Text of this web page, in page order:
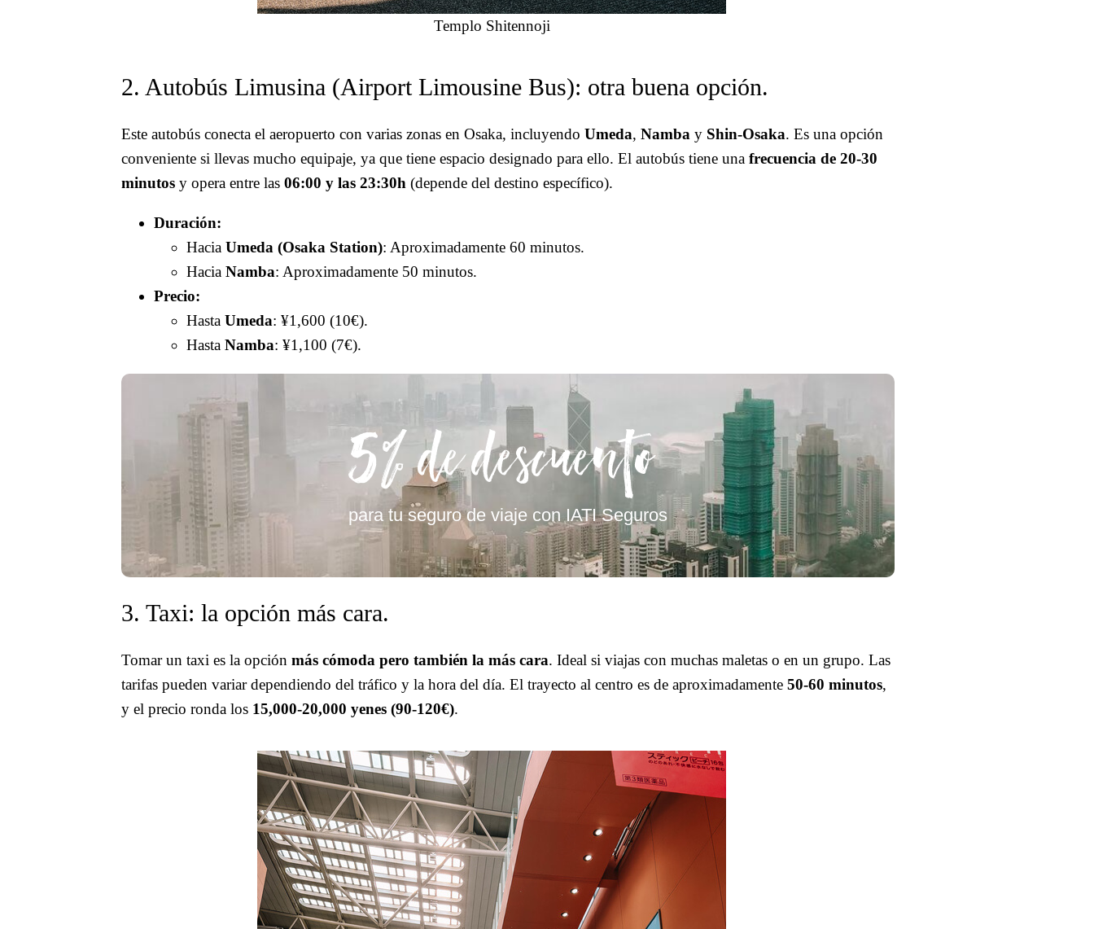
Templo Shitennoji
2. Autobús Limusina (Airport Limousine Bus): otra buena opción.
Este autobús conecta el aeropuerto con varias zonas en Osaka, incluyendo Umeda, Namba y Shin-Osaka. Es una opción
conveniente si llevas mucho equipaje, ya que tiene espacio designado para ello. El autobús tiene una frecuencia de 20-30
minutos y opera entre las 06:00 y las 23:30h (depende del destino específico).
Duración:
Hacia Umeda (Osaka Station): Aproximadamente 60 minutos.
Hacia Namba: Aproximadamente 50 minutos.
Precio:
Hasta Umeda: ¥1,600 (10€).
Hasta Namba: ¥1,100 (7€).
5% de descuento
para tu seguro de viaje con IATI Seguros
3. Taxi: la opción más cara.
Tomar un taxi es la opción más cómoda pero también la más cara. Ideal si viajas con muchas maletas o en un grupo. Las
tarifas pueden variar dependiendo del tráfico y la hora del día. El trayecto al centro es de aproximadamente 50-60 minutos,
y el precio ronda los 15,000-20,000 yenes (90-120€).